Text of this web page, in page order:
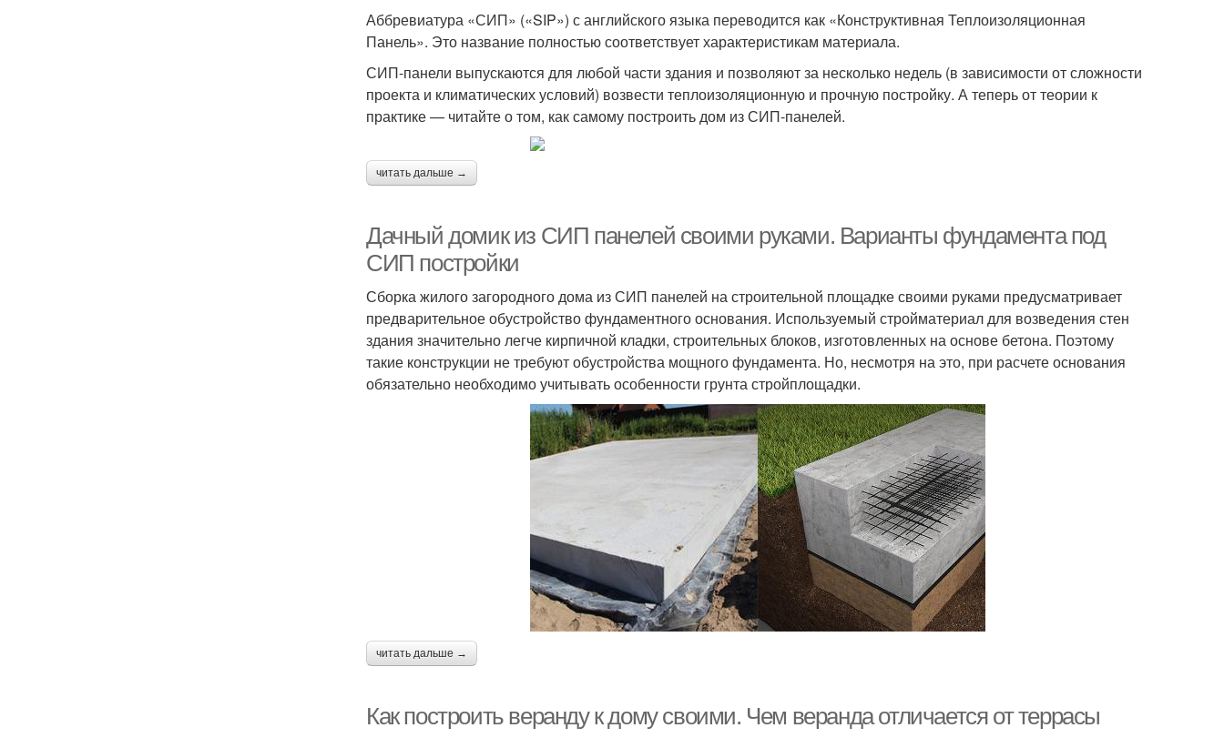
Аббревиатура «СИП» («SIP») с английского языка переводится как «Конструктивная Теплоизоляционная
Панель». Это название полностью соответствует характеристикам материала.
СИП-панели выпускаются для любой части здания и позволяют за несколько недель (в зависимости от сложности
проекта и климатических условий) возвести теплоизоляционную и прочную постройку. А теперь от теории к
практике — читайте о том, как самому построить дом из СИП-панелей.
читать дальше →
Дачный домик из СИП панелей своими руками. Варианты фундамента под
СИП постройки
Сборка жилого загородного дома из СИП панелей на строительной площадке своими руками предусматривает
предварительное обустройство фундаментного основания. Используемый стройматериал для возведения стен
здания значительно легче кирпичной кладки, строительных блоков, изготовленных на основе бетона. Поэтому
такие конструкции не требуют обустройства мощного фундамента. Но, несмотря на это, при расчете основания
обязательно необходимо учитывать особенности грунта стройплощадки.
читать дальше →
Как построить веранду к дому своими. Чем веранда отличается от террасы